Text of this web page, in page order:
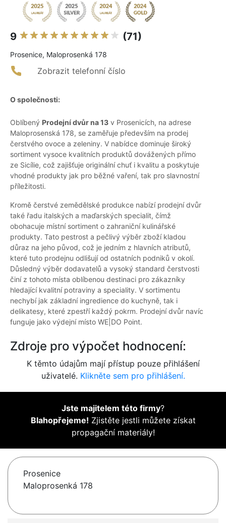
9 (71)
Prosenice, Maloprosenká 178
Zobrazit telefonní číslo
O společnosti:
Oblíbený Prodejní dvůr na 13 v Prosenicích, na adrese
Maloprosenská 178, se zaměřuje především na prodej
čerstvého ovoce a zeleniny. V nabídce dominuje široký
sortiment vysoce kvalitních produktů dovážených přímo
ze Sicílie, což zajišťuje originální chuť i kvalitu a poskytuje
vhodné produkty jak pro běžné vaření, tak pro slavnostní
příležitosti.
Kromě čerstvé zemědělské produkce nabízí prodejní dvůr
také řadu italských a maďarských specialit, čímž
obohacuje místní sortiment o zahraniční kulinářské
produkty. Tato pestrost a pečlivý výběr zboží kladou
důraz na jeho původ, což je jedním z hlavních atributů,
které tuto prodejnu odlišují od ostatních podniků v okolí.
Důsledný výběr dodavatelů a vysoký standard čerstvosti
činí z tohoto místa oblíbenou destinaci pro zákazníky
hledající kvalitní potraviny a speciality. V sortimentu
nechybí jak základní ingredience do kuchyně, tak i
delikatesy, které zpestří každý pokrm. Prodejní dvůr navíc
funguje jako výdejní místo WE|DO Point.
Zdroje pro výpočet hodnocení:
K těmto údajům mají přístup pouze přihlášení
uživatelé. Klikněte sem pro přihlášení.
Jste majitelem této firmy?
Blahopřejeme! Zjistěte jestli můžete získat
propagační materiály!
Prosenice
Maloprosenká 178